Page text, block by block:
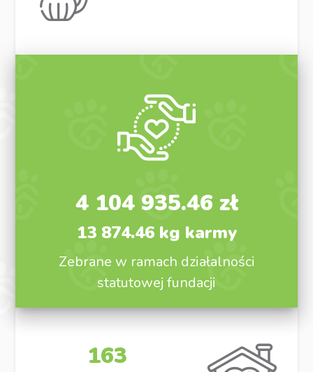
4 104 935.46 zł
13 874.46 kg karmy
Zebrane w ramach działalności
statutowej fundacji
163